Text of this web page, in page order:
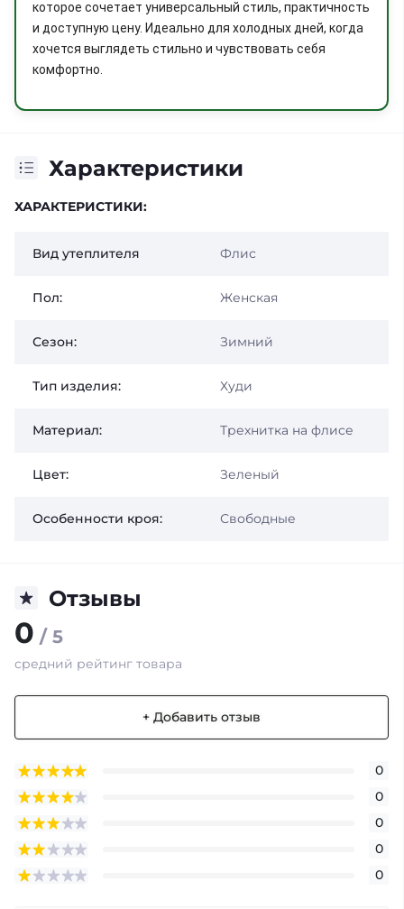
которое сочетает универсальный стиль, практичность
и доступную цену. Идеально для холодных дней, когда
хочется выглядеть стильно и чувствовать себя
комфортно.
Характеристики
ХАРАКТЕРИСТИКИ:
Вид утеплителя Флис
Пол: Женская
Сезон: Зимний
Тип изделия: Худи
Материал: Трехнитка на флисе
Цвет: Зеленый
Особенности кроя: Свободные
Отзывы
0 / 5
средний рейтинг товара
+ Добавить отзыв
0
0
0
0
0